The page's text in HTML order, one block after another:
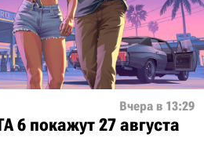
Вчера в 13:29
6 покажут 27 августа